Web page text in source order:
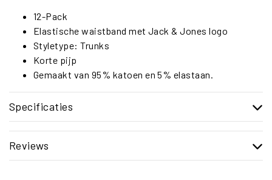
12-Pack
Elastische waistband met Jack & Jones logo
Styletype: Trunks
Korte pijp
Gemaakt van 95% katoen en 5% elastaan.
Specificaties
Reviews